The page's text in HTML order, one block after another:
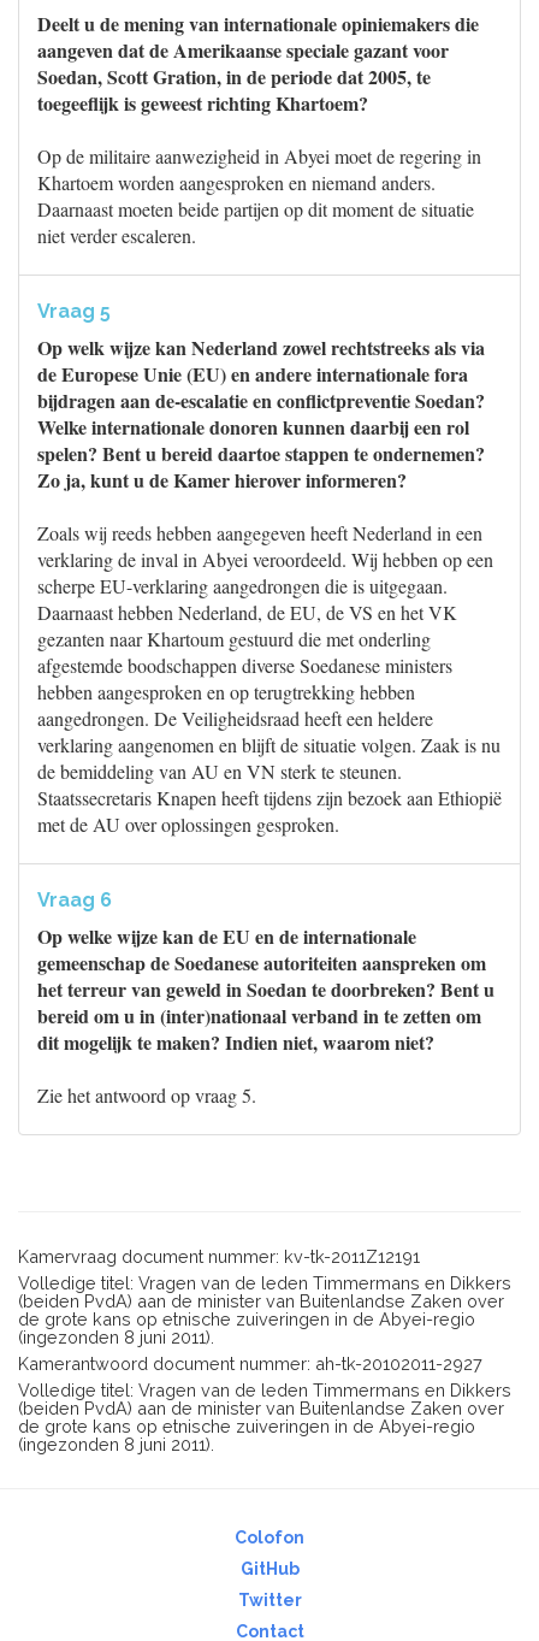
Deelt u de mening van internationale opiniemakers die
aangeven dat de Amerikaanse speciale gazant voor
Soedan, Scott Gration, in de periode dat 2005, te
toegeeflijk is geweest richting Khartoem?
Op de militaire aanwezigheid in Abyei moet de regering in
Khartoem worden aangesproken en niemand anders.
Daarnaast moeten beide partijen op dit moment de situatie
niet verder escaleren.
Vraag 5
Op welk wijze kan Nederland zowel rechtstreeks als via
de Europese Unie (EU) en andere internationale fora
bijdragen aan de-escalatie en conflictpreventie Soedan?
Welke internationale donoren kunnen daarbij een rol
spelen? Bent u bereid daartoe stappen te ondernemen?
Zo ja, kunt u de Kamer hierover informeren?
Zoals wij reeds hebben aangegeven heeft Nederland in een
verklaring de inval in Abyei veroordeeld. Wij hebben op een
scherpe EU-verklaring aangedrongen die is uitgegaan.
Daarnaast hebben Nederland, de EU, de VS en het VK
gezanten naar Khartoum gestuurd die met onderling
afgestemde boodschappen diverse Soedanese ministers
hebben aangesproken en op terugtrekking hebben
aangedrongen. De Veiligheidsraad heeft een heldere
verklaring aangenomen en blijft de situatie volgen. Zaak is nu
de bemiddeling van AU en VN sterk te steunen.
Staatssecretaris Knapen heeft tijdens zijn bezoek aan Ethiopië
met de AU over oplossingen gesproken.
Vraag 6
Op welke wijze kan de EU en de internationale
gemeenschap de Soedanese autoriteiten aanspreken om
het terreur van geweld in Soedan te doorbreken? Bent u
bereid om u in (inter)nationaal verband in te zetten om
dit mogelijk te maken? Indien niet, waarom niet?
Zie het antwoord op vraag 5.
Kamervraag document nummer: kv-tk-2011Z12191
Volledige titel: Vragen van de leden Timmermans en Dikkers
(beiden PvdA) aan de minister van Buitenlandse Zaken over
de grote kans op etnische zuiveringen in de Abyei-regio
(ingezonden 8 juni 2011).
Kamerantwoord document nummer: ah-tk-20102011-2927
Volledige titel: Vragen van de leden Timmermans en Dikkers
(beiden PvdA) aan de minister van Buitenlandse Zaken over
de grote kans op etnische zuiveringen in de Abyei-regio
(ingezonden 8 juni 2011).
Colofon
GitHub
Twitter
Contact